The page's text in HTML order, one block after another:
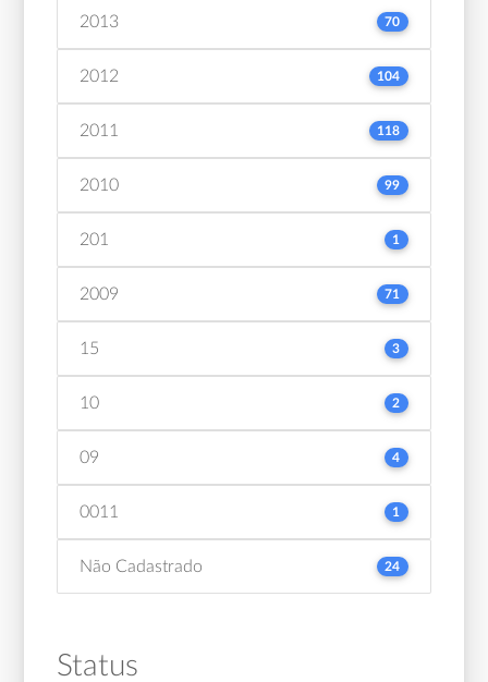
2013 70
2012 104
2011 118
2010 99
201 1
2009 71
15 3
10 2
09 4
0011 1
Não Cadastrado 24
Status